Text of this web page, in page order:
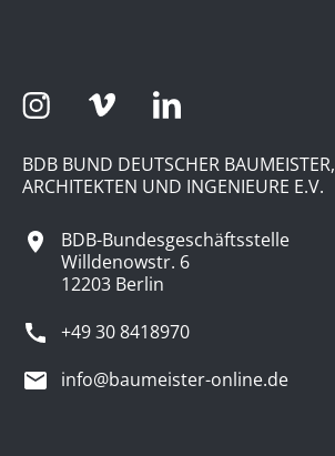
BDB BUND DEUTSCHER BAUMEISTER,
ARCHITEKTEN UND INGENIEURE E.V.
BDB-Bundesgeschäftsstelle
Willdenowstr. 6
12203 Berlin
+49 30 8418970
info@baumeister-online.de